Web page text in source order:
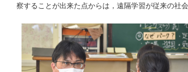
察することが出来た点からは，遠隔学習が従来の社